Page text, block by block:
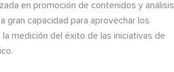
en promoción de contenidos y análisis
gran capacidad para aprovechar los
medición del éxito de las iniciativas de